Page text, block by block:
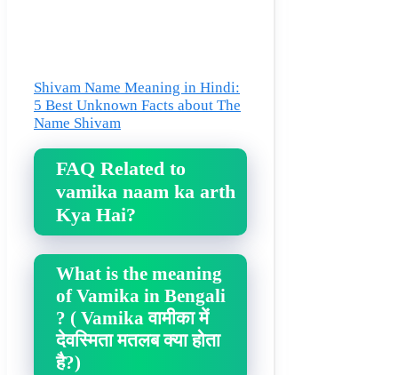
Shivam Name Meaning in Hindi:
5 Best Unknown Facts about The
Name Shivam
FAQ Related to
vamika naam ka arth
Kya Hai?
What is the meaning
of Vamika in Bengali
? ( Vamika वामीका में
देवस्मिता मतलब क्या होता
है?)